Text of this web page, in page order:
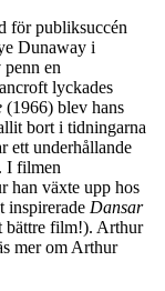
för publiksuccén
Dunaway i
en
lyckades
(1966) blev hans
bort i tidningarna
ett underhållande
I filmen
han växte upp hos
inspirerade Dansar
bättre film!). Arthur
mer om Arthur